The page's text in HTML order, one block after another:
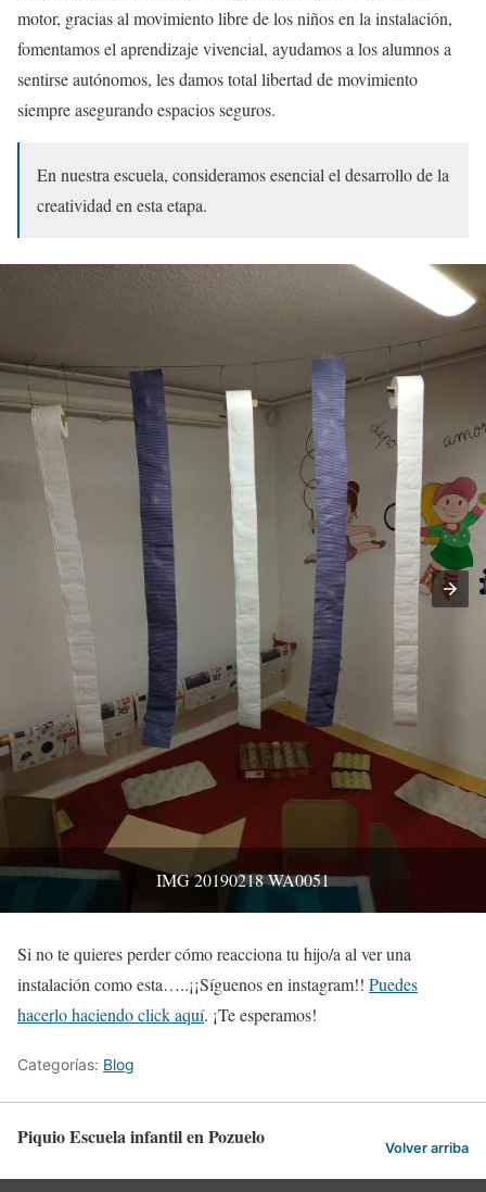
motor, gracias al movimiento libre de los niños en la instalación,
fomentamos el aprendizaje vivencial, ayudamos a los alumnos a
sentirse autónomos, les damos total libertad de movimiento
siempre asegurando espacios seguros.
En nuestra escuela, consideramos esencial el desarrollo de la
creatividad en esta etapa.
IMG 20190218 WA0051
Si no te quieres perder cómo reacciona tu hijo/a al ver una
instalación como esta…..¡¡Síguenos en instagram!! Puedes
hacerlo haciendo click aquí. ¡Te esperamos!
Categorías: Blog
Piquio Escuela infantil en Pozuelo Volver arriba